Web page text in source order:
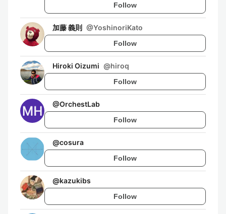
Follow
加藤 義則 @YoshinoriKato
Follow
Hiroki Oizumi @hiroq
Follow
@OrchestLab
Follow
@cosura
Follow
@kazukibs
Follow